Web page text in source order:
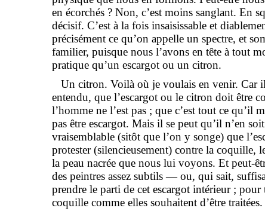
en écorchés ? Non, c’est moins sanglant. En
décisif. C’est à la fois insaisissable et
précisément ce qu’on appelle un spectre, et
familier, puisque nous l’avons en tête à tout
pratique qu’un escargot ou un citron.
Un citron. Voilà où je voulais en venir. Car
entendu, que l’escargot ou le citron doit être
l’homme ne l’est pas ; que c’est tout ce qu’il
pas être escargot. Mais il se peut qu’il n’en
vraisemblable (sitôt que l’on y songe) que
protester (silencieusement) contre la coquille,
la peau nacrée que nous lui voyons. Et peut-
des peintres assez subtils — ou, qui sait,
prendre le parti de cet escargot intérieur ; pour
coquille comme elles souhaitent d’être traitées.